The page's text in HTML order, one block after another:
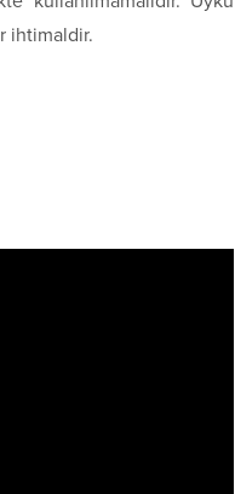
ihtimaldir.